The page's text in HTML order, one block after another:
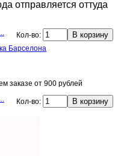
отправляется оттуда
Кол-во:
Барселона
заказе от 900 рублей
Кол-во: